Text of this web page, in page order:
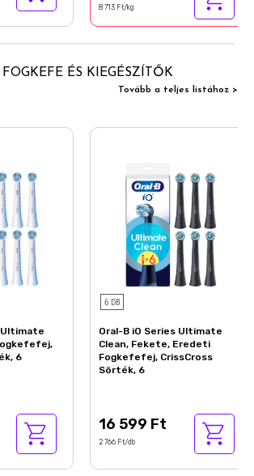
8 713 Ft/kg
ÉS KIEGÉSZÍTŐK
Tovább a teljes listához >
Ultimate
6
6 DB
Oral-B iO Series Ultimate
Clean, Fekete, Eredeti
Fogkefefej, CrissCross
Sörték, 6
16 599 Ft
2 766 Ft/db